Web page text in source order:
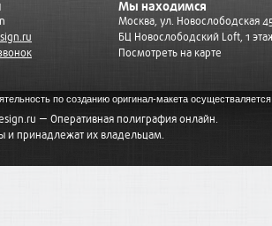
Мы находимся
Москва, ул. Новослободская
БЦ Новослободский Loft, 1
Посмотреть на карте
по созданию оригинал-макета
— Оперативная полиграфия онлайн.
и принадлежат их владельцам.